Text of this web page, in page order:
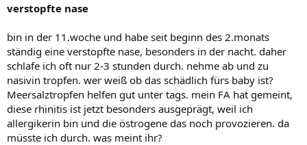
verstopfte nase
bin in der 11.woche und habe seit beginn des 2.monats
ständig eine verstopfte nase, besonders in der nacht. daher
schlafe ich oft nur 2-3 stunden durch. nehme ab und zu
nasivin tropfen. wer weiß ob das schädlich fürs baby ist?
Meersalztropfen helfen gut unter tags. mein FA hat gemeint,
diese rhinitis ist jetzt besonders ausgeprägt, weil ich
allergikerin bin und die östrogene das noch provozieren. da
müsste ich durch. was meint ihr?